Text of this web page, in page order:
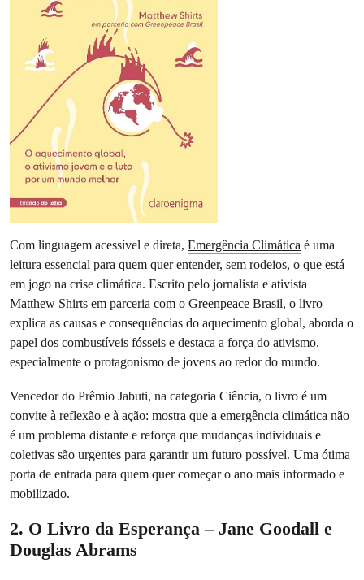
Com linguagem acessível e direta, Emergência Climática é uma
leitura essencial para quem quer entender, sem rodeios, o que está
em jogo na crise climática. Escrito pelo jornalista e ativista
Matthew Shirts em parceria com o Greenpeace Brasil, o livro
explica as causas e consequências do aquecimento global, aborda o
papel dos combustíveis fósseis e destaca a força do ativismo,
especialmente o protagonismo de jovens ao redor do mundo.
Vencedor do Prêmio Jabuti, na categoria Ciência, o livro é um
convite à reflexão e à ação: mostra que a emergência climática não
é um problema distante e reforça que mudanças individuais e
coletivas são urgentes para garantir um futuro possível. Uma ótima
porta de entrada para quem quer começar o ano mais informado e
mobilizado.
2. O Livro da Esperança – Jane Goodall e
Douglas Abrams